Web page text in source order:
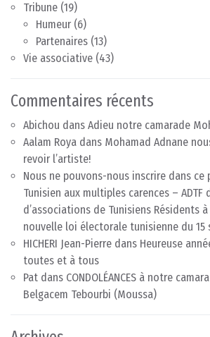
Tribune (19)
Humeur (6)
Partenaires (13)
Vie associative (43)
Commentaires récents
Abichou dans Adieu notre camarade
Aalam Roya dans Mohamad Adnane
revoir l’artiste!
Nous ne pouvons-nous inscrire dans ce
Tunisien aux multiples carences – ADTF
d’associations de Tunisiens Résidents
nouvelle loi électorale tunisienne du 15
HICHERI Jean-Pierre dans Heureuse
toutes et à tous
Pat dans CONDOLÉANCES à notre
Belgacem Tebourbi (Moussa)